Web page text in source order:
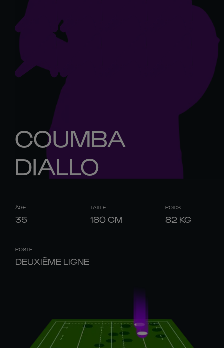
COUMBA
DIALLO
ÂGE
35
TAILLE
180CM
POIDS
82 KG
POSTE
DEUXIÈME LIGNE